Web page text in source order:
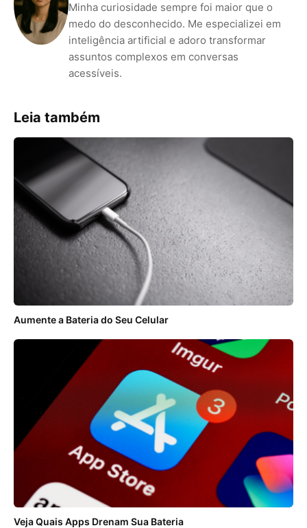
Minha curiosidade sempre foi maior que o
medo do desconhecido. Me especializei em
inteligência artificial e adoro transformar
assuntos complexos em conversas
acessíveis.
Leia também
Aumente a Bateria do Seu Celular
Veja Quais Apps Drenam Sua Bateria